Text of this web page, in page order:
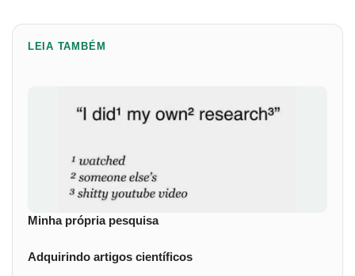
LEIA TAMBÉM
Minha própria pesquisa
Adquirindo artigos científicos